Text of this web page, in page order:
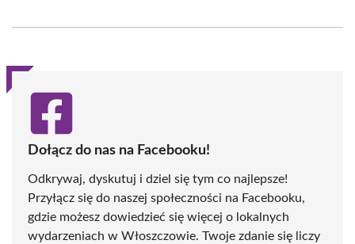
(Twitter)
Dołącz do nas na Facebooku!
Odkrywaj, dyskutuj i dziel się tym co najlepsze!
Przyłącz się do naszej społeczności na Facebooku,
gdzie możesz dowiedzieć się więcej o lokalnych
wydarzeniach w Włoszczowie. Twoje zdanie się liczy